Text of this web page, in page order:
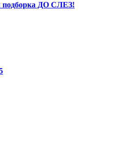
ДО СЛЕЗ!